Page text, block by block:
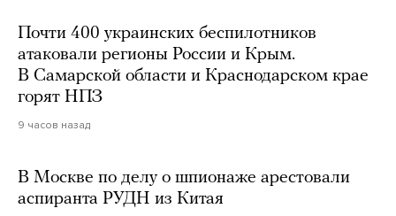
Почти 400 украинских беспилотников
атаковали регионы России и Крым.
В Самарской области и Краснодарском крае
горят НПЗ
9 часов назад
В Москве по делу о шпионаже арестовали
аспиранта РУДН из Китая